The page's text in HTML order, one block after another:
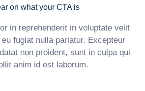
on what your CTA is
in reprehenderit in voluptate velit
fugiat nulla pariatur. Excepteur
non proident, sunt in culpa qui
anim id est laborum.